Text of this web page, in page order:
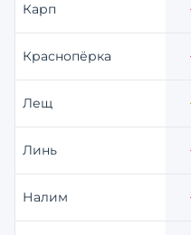
Карп
Краснопёрка
Лещ
Линь
Налим